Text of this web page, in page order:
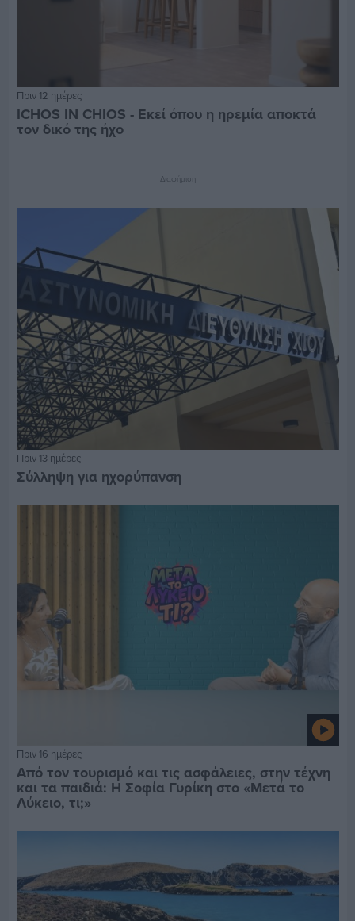
Πριν 12 ημέρες
ICHOS IN CHIOS - Εκεί όπου η ηρεμία αποκτά
τον δικό της ήχο
Διαφήμιση
Πριν 13 ημέρες
Σύλληψη για ηχορύπανση
Πριν 16 ημέρες
Από τον τουρισμό και τις ασφάλειες, στην τέχνη
και τα παιδιά: Η Σοφία Γυρίκη στο «Μετά το
Λύκειο, τι;»